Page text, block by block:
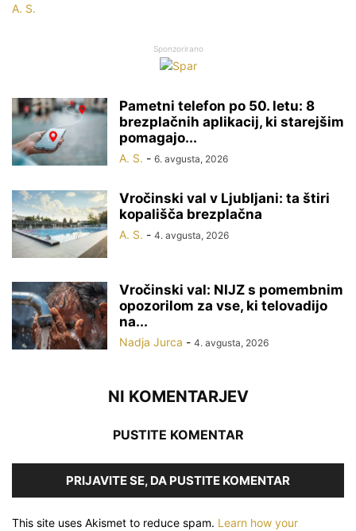
A. S.
Sponzorirano
Pametni telefon po 50. letu: 8
brezplačnih aplikacij, ki starejšim
pomagajo...
A. S. - 6. avgusta, 2026
Vročinski val v Ljubljani: ta štiri
kopališča brezplačna
A. S. - 4. avgusta, 2026
Vročinski val: NIJZ s pomembnim
opozorilom za vse, ki telovadijo
na...
Nadja Jurca - 4. avgusta, 2026
NI KOMENTARJEV
PUSTITE KOMENTAR
PRIJAVITE SE, DA PUSTITE KOMENTAR
This site uses Akismet to reduce spam. Learn how your